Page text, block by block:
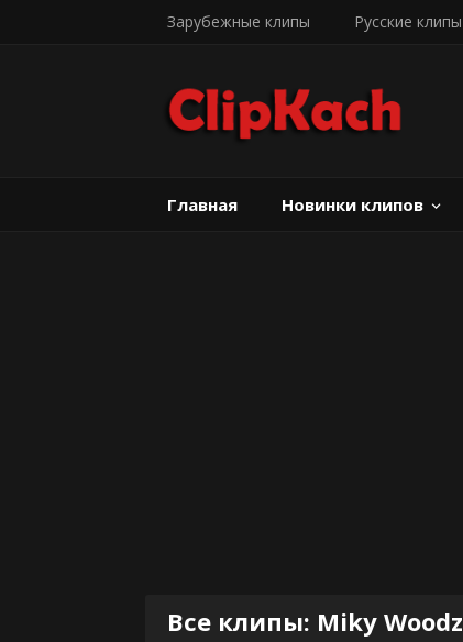
Зарубежные клипы Русские клипы
Главная Новинки клипов
Все клипы: Miky Woodz